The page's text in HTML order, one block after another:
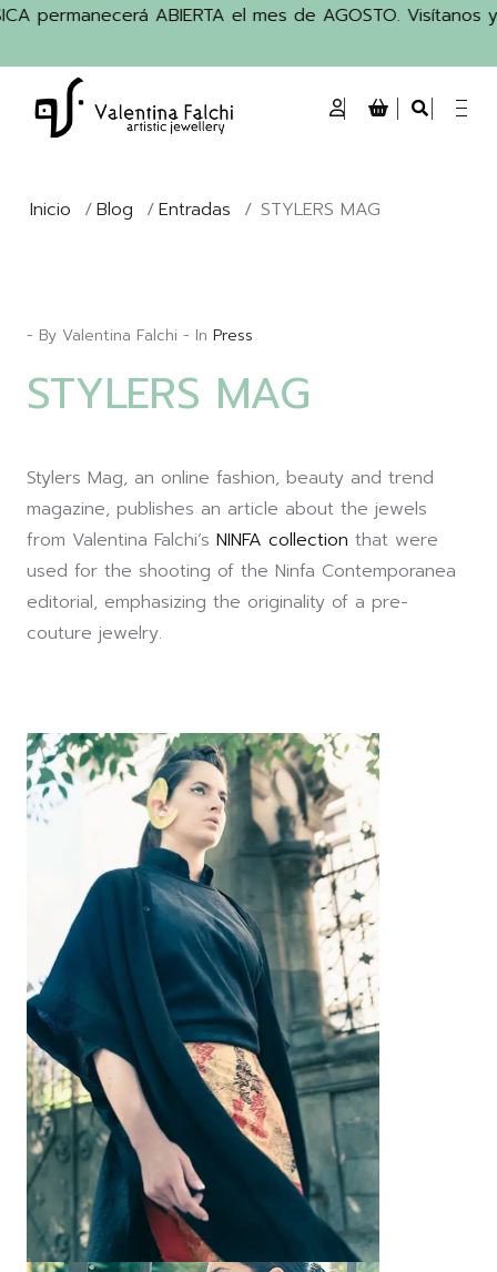
permanecerá ABIERTA el mes de AGOSTO.
Inicio /Blog /Entradas / STYLERS MAG
- By Valentina Falchi - In Press
STYLERS MAG
Stylers Mag, an online fashion, beauty and trend
magazine, publishes an article about the jewels
from Valentina Falchi’s NINFA collection that were
used for the shooting of the Ninfa Contemporanea
editorial, emphasizing the originality of a pre-
couture jewelry.